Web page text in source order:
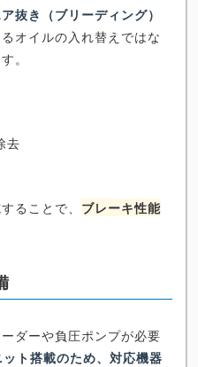
抜き（ブリーディング）
オイルの入れ替えではな
。
去
ることで、 ブレーキ性能
ダーや負圧ポンプが必要
ト搭載のため、対応機器